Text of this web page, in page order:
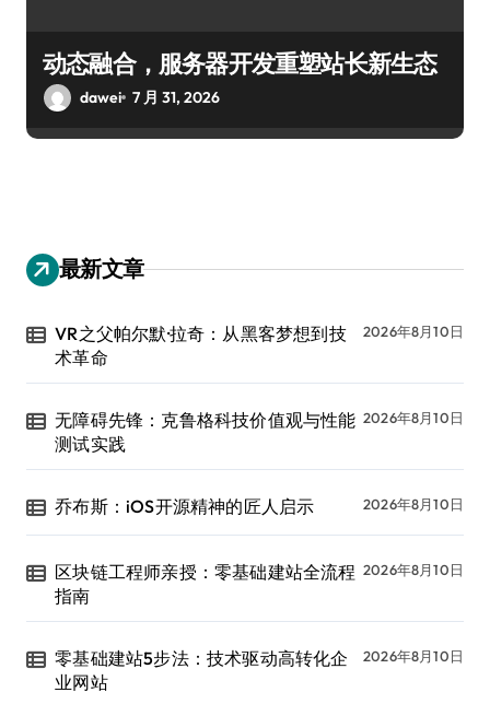
动态融合，服务器开发重塑站长新生态
dawei 7 月 31, 2026
最新文章
VR之父帕尔默·拉奇：从黑客梦想到技
术革命
2026年8月10日
无障碍先锋：克鲁格科技价值观与性能
测试实践
2026年8月10日
乔布斯：iOS开源精神的匠人启示 2026年8月10日
区块链工程师亲授：零基础建站全流程
指南
2026年8月10日
零基础建站5步法：技术驱动高转化企
业网站
2026年8月10日